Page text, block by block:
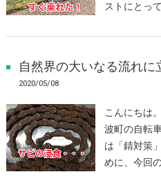
ストにとっ
自然界の大いなる流れに
2020/05/08
こんにちは
波町の自転
は「錆対策
めに、今回